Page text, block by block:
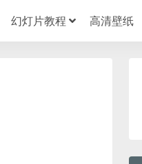
幻灯片教程 高清壁纸